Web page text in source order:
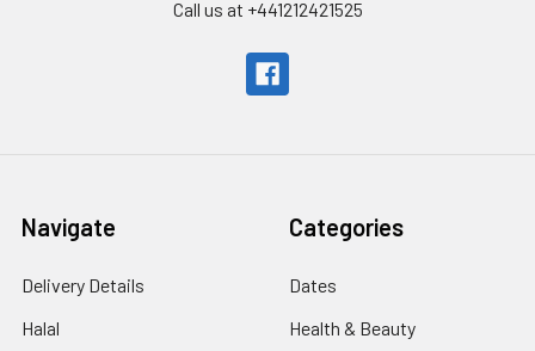
Call us at +441212421525
Navigate
Delivery Details
Halal
Categories
Dates
Health & Beauty